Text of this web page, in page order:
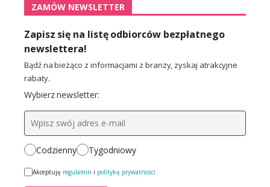
ZAMÓW NEWSLETTER
Zapisz się na listę odbiorców bezpłatnego
newslettera!
Bądź na bieżąco z informacjami z branży, zyskaj atrakcyjne
rabaty.
Wybierz newsletter:
Codzienny Tygodniowy
Akceptuję regulamin i politykę prywatności